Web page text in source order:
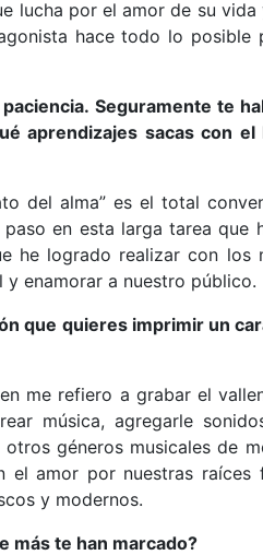
lucha por el amor de su
hace todo lo posible
Seguramente te
aprendizajes sacas con
del alma” es el total
en esta larga tarea que
he logrado realizar con los
enamorar a nuestro público.
que quieres imprimir un
me refiero a grabar el
música, agregarle
géneros musicales de
el amor por nuestras
y modernos.
más te han marcado?